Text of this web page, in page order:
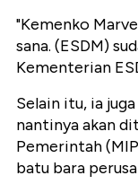
"Kemenko
sana. (ESDM)
Kementerian
Selain itu, ia
nantinya akan
Pemerintah
batu bara